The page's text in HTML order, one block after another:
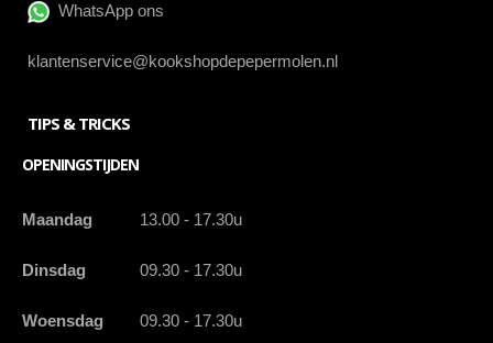
WhatsApp ons
klantenservice@kookshopdepepermolen.nl
TIPS & TRICKS
OPENINGSTIJDEN
Maandag 13.00 - 17.30u
Dinsdag 09.30 - 17.30u
Woensdag 09.30 - 17.30u